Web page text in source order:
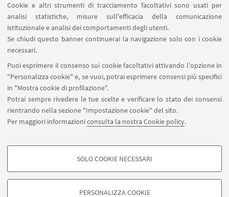
Cookie e altri strumenti di tracciamento facoltativi sono usati per
analisi statistiche, misure sull'efficacia della comunicazione
istituzionale e analisi dei comportamenti degli utenti.
Se chiudi questo banner continuerai la navigazione solo con i cookie
necessari.
Puoi esprimere il consenso sui cookie facoltativi attivando l'opzione in
"Personalizza cookie" e, se vuoi, potrai esprimere consensi più specifici
in "Mostra cookie di profilazione".
Potrai sempre rivedere le tue scelte e verificare lo stato dei consensi
rientrando nella sezione "Impostazione cookie" del sito.
Per maggiori informazioniconsulta la nostra Cookie policy.
COOKIE DI PROFILAZIONE - FACOLTATIVI
SOLO COOKIE NECESSARI
PERSONALIZZA COOKIE
lo scenografo Pierpaolo Bisleri ha realizzato una
tenda con piante dipinte, rendendo omaggio
all’originaria funzione dell’antica σκηνή.
Maddalena Giovannelli
stefano.caciagli@unibo.it
Seguici su: